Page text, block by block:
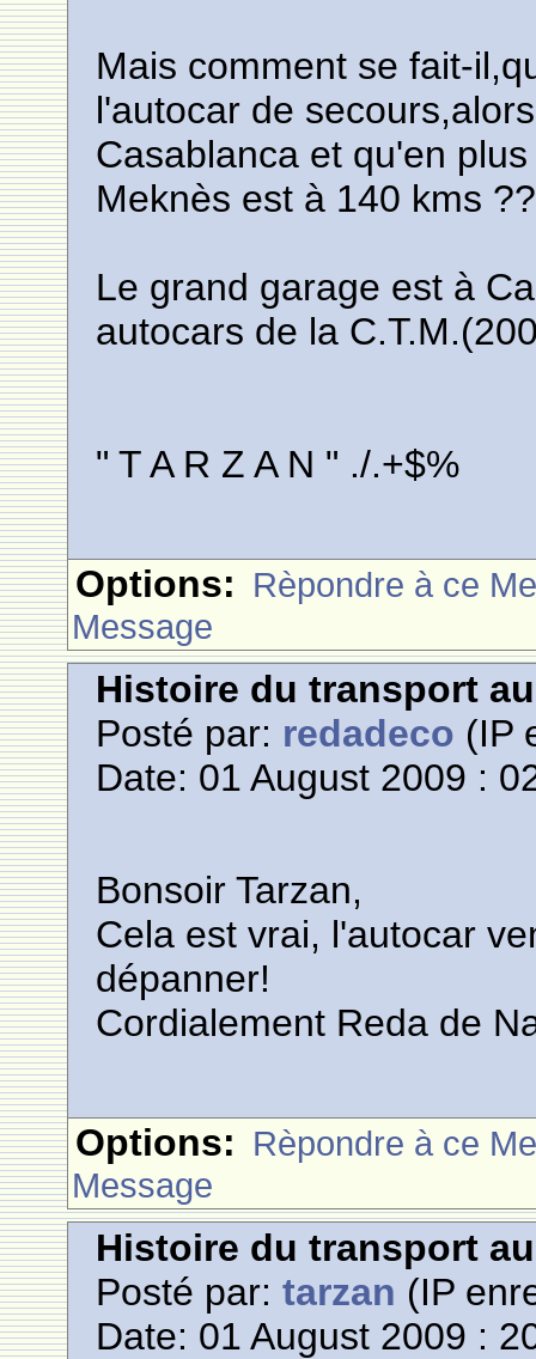
Mais comment se fait-
l'autocar de
Casablanca et qu'en
Meknès est à 140 kms
Le grand garage est à
autocars de la
" T A R Z A N " ./.+$%
Options: Rèpondre à ce
Message
Histoire du transport
Posté par: redadeco (IP
Date: 01 August 2009 :
Bonsoir Tarzan,
Cela est vrai, l'autocar
dépanner!
Cordialement Reda de
Options: Rèpondre à ce
Message
Histoire du transport
Posté par:tarzan (IP
Date: 01 August 2009 :